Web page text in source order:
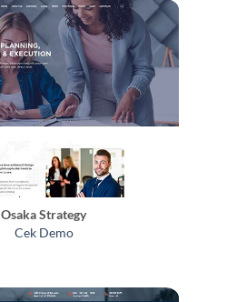
Osaka Strategy
Cek Demo